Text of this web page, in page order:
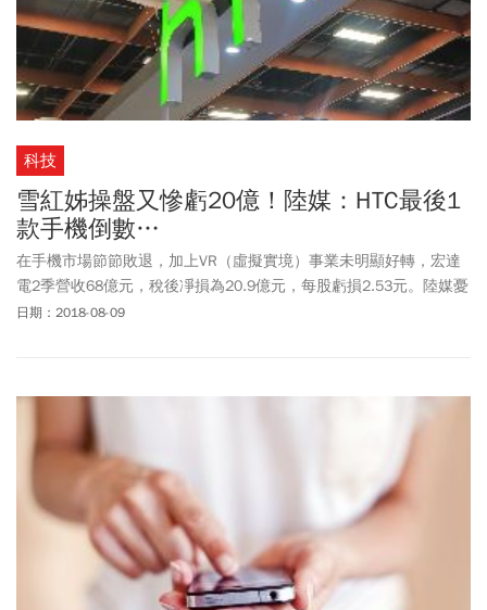
科技
雪紅姊操盤又慘虧20億！陸媒：HTC最後1
款手機倒數…
在手機市場節節敗退，加上VR（虛擬實境）事業未明顯好轉，宏達
電2季營收68億元，稅後凈損為20.9億元，每股虧損2.53元。陸媒憂
心指出，若第3季區塊鏈手機再起不來的話，HTC離最後款手機的日
日期：2018-08-09